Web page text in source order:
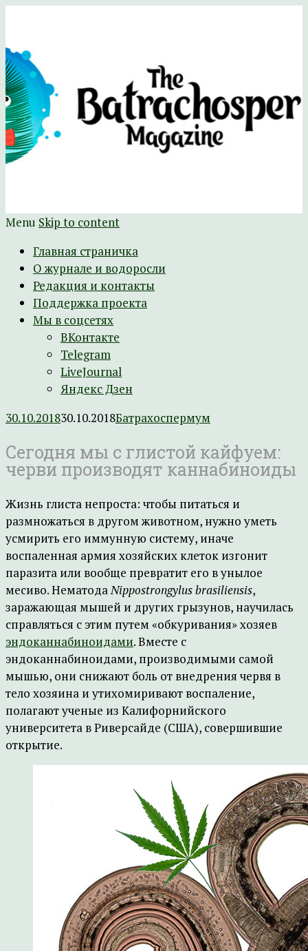
The Batrachospermum Magazine
Батрахоспермум (официальный сайт)
Menu Skip to content
Главная страничка
О журнале и водоросли
Редакция и контакты
Поддержка проекта
Мы в соцсетях
ВКонтакте
Telegram
LiveJournal
Яндекс Дзен
30.10.201830.10.2018Батрахоспермум
Сегодня мы с глистой кайфуем:
черви производят каннабиноиды
Жизнь глиста непроста: чтобы питаться и
размножаться в другом животном, нужно уметь
усмирить его иммунную систему, иначе
воспаленная армия хозяйских клеток изгонит
паразита или вообще превратит его в унылое
месиво. НематодаNippostrongylus brasiliensis,
заражающая мышей и других грызунов, научилась
справляться с этим путем «обкуривания» хозяев
эндоканнабиноидами. Вместе с
эндоканнабиноидами, производимыми самой
мышью, они снижают боль от внедрения червя в
тело хозяина и утихомиривают воспаление,
полагают ученые из Калифорнийского
университета в Риверсайде (США), совершившие
открытие.